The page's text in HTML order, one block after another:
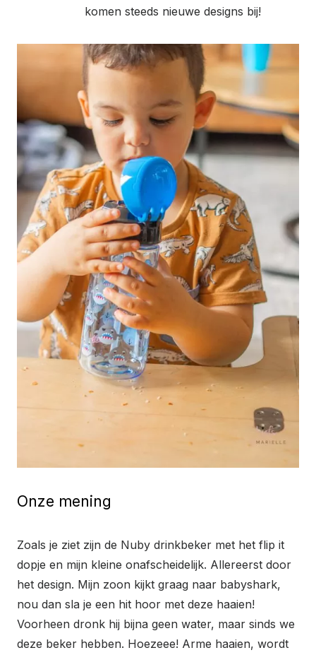
komen steeds nieuwe designs bij!
Onze mening
Zoals je ziet zijn de Nuby drinkbeker met het flip it
dopje en mijn kleine onafscheidelijk. Allereerst door
het design. Mijn zoon kijkt graag naar babyshark,
nou dan sla je een hit hoor met deze haaien!
Voorheen dronk hij bijna geen water, maar sinds we
deze beker hebben. Hoezeee! Arme haaien, wordt